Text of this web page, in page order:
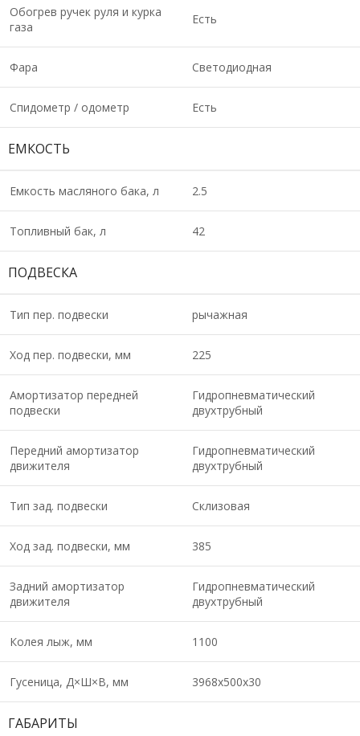
Обогрев ручек руля и курка
газа
Есть
Фара Светодиодная
Спидометр / одометр Есть
ЕМКОСТЬ
Емкость масляного бака, л 2.5
Топливный бак, л 42
ПОДВЕСКА
Тип пер. подвески рычажная
Ход пер. подвески, мм 225
Амортизатор передней
подвески
Гидропневматический
двухтрубный
Передний амортизатор
движителя
Гидропневматический
двухтрубный
Тип зад. подвески Склизовая
Ход зад. подвески, мм 385
Задний амортизатор
движителя
Гидропневматический
двухтрубный
Колея лыж, мм 1100
Гусеница, Д×Ш×В, мм 3968х500х30
ГАБАРИТЫ